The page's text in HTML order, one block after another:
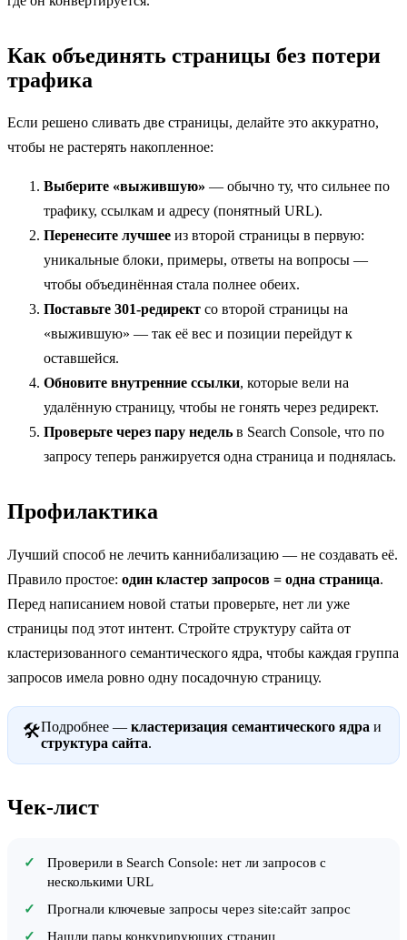
Как объединять страницы без потери
трафика
Если решено сливать две страницы, делайте это аккуратно,
чтобы не растерять накопленное:
Выберите «выжившую» — обычно ту, что сильнее по
трафику, ссылкам и адресу (понятный URL).
Перенесите лучшее из второй страницы в первую:
уникальные блоки, примеры, ответы на вопросы —
чтобы объединённая стала полнее обеих.
Поставьте 301-редирект со второй страницы на
«выжившую» — так её вес и позиции перейдут к
оставшейся.
Обновите внутренние ссылки, которые вели на
удалённую страницу, чтобы не гонять через редирект.
Проверьте через пару недель в Search Console, что по
запросу теперь ранжируется одна страница и поднялась.
Профилактика
Лучший способ не лечить каннибализацию — не создавать её.
Правило простое: один кластер запросов = одна страница.
Перед написанием новой статьи проверьте, нет ли уже
страницы под этот интент. Стройте структуру сайта от
кластеризованного семантического ядра, чтобы каждая группа
запросов имела ровно одну посадочную страницу.
🛠Подробнее — кластеризация семантического ядра и
структура сайта.
Чек-лист
Проверили в Search Console: нет ли запросов с
несколькими URL
Прогнали ключевые запросы через site:сайт запрос
Нашли пары конкурирующих страниц